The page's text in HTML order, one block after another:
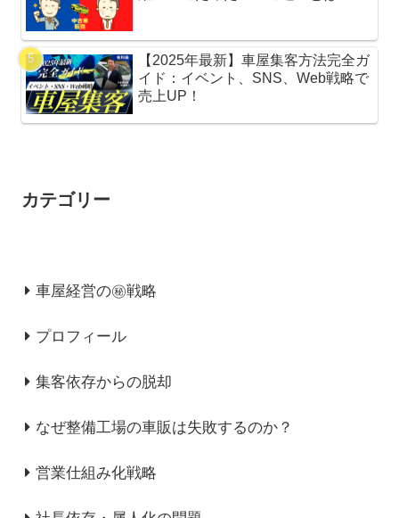
【2025年最新】車屋集客方法完全ガ
イド：イベント、SNS、Web戦略で
売上UP！
カテゴリー
車屋経営の㊙戦略
プロフィール
集客依存からの脱却
なぜ整備工場の車販は失敗するのか？
営業仕組み化戦略